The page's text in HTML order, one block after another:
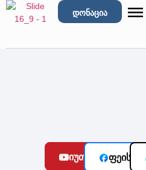
დონაცია
იუთუბი